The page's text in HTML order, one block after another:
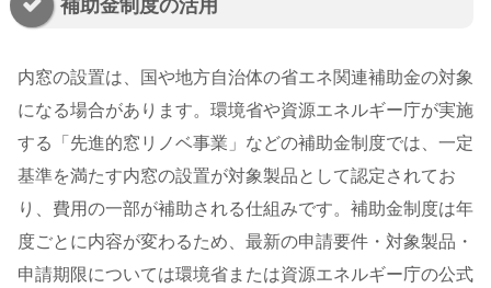
補助金制度の活用
内窓の設置は、国や地方自治体の省エネ関連補助金の対象
になる場合があります。環境省や資源エネルギー庁が実施
する「先進的窓リノベ事業」などの補助金制度では、一定
基準を満たす内窓の設置が対象製品として認定されてお
り、費用の一部が補助される仕組みです。補助金制度は年
度ごとに内容が変わるため、最新の申請要件・対象製品・
申請期限については環境省または資源エネルギー庁の公式